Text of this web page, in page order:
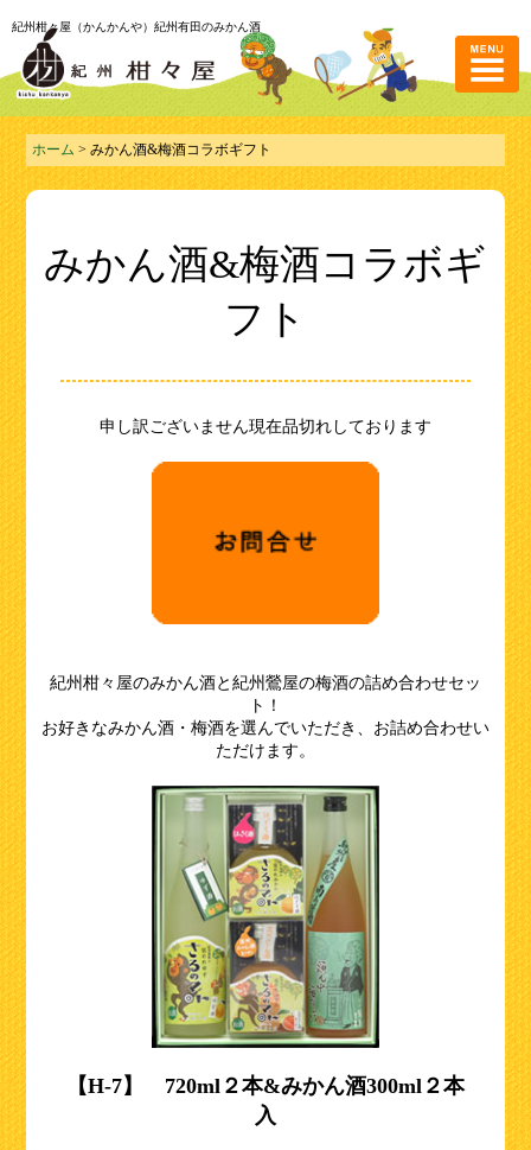
紀州柑々屋（かんかんや）紀州有田のみかん酒
ホーム > みかん酒&梅酒コラボギフト
みかん酒&梅酒コラボギ
フト
申し訳ございません現在品切れしております
紀州柑々屋のみかん酒と紀州鶯屋の梅酒の詰め合わせセッ
ト！
お好きなみかん酒・梅酒を選んでいただき、お詰め合わせい
ただけます。
【H-7】 720ml２本&みかん酒300ml２本
入